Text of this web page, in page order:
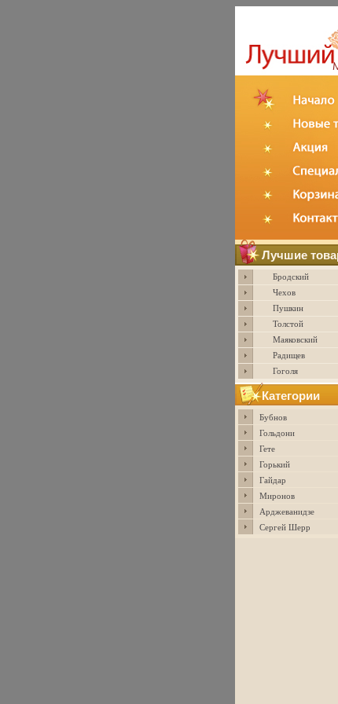
Лучшие
Бродский
Чехов
Пушкин
Толстой
Маяковский
Радищев
Гоголя
Категории
Бубнов
Гольдони
Гете
Горький
Гайдар
Миронов
Арджеванидзе
Сергей Шерр